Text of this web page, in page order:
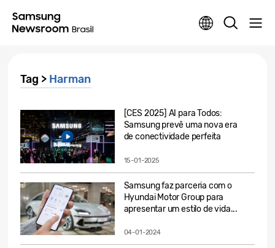
Tag > Harman
[CES 2025] AI para Todos:
Samsung prevê uma nova era
de conectividade perfeita
15-01-2025
Samsung faz parceria com o
Hyundai Motor Group para
apresentar um estilo de vida...
04-01-2024